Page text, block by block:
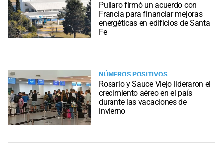
Pullaro firmó un acuerdo con
Francia para financiar mejoras
energéticas en edificios de Santa
Fe
NÚMEROS POSITIVOS
Rosario y Sauce Viejo lideraron el
crecimiento aéreo en el país
durante las vacaciones de
invierno